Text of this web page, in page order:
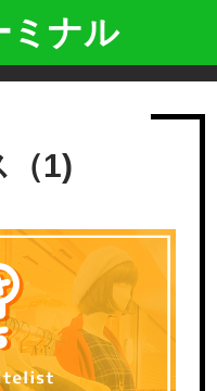
ミナル
（1)